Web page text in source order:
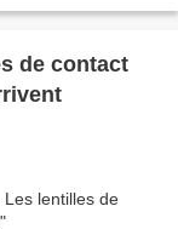
de contact